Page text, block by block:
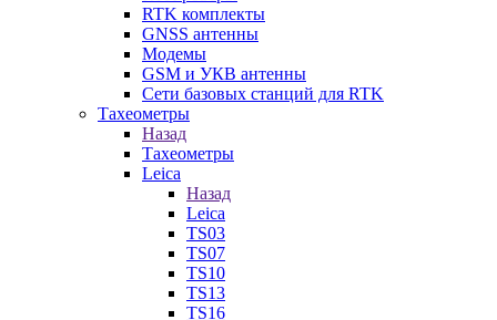
RTK комплекты
GNSS антенны
Модемы
GSM и УКВ антенны
Сети базовых станций для RTK
Тахеометры
Назад
Тахеометры
Leica
Назад
Leica
TS03
TS07
TS10
TS13
TS16